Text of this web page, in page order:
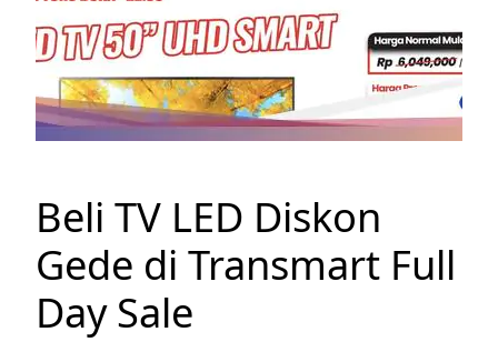
Beli TV LED Diskon
Gede di Transmart Full
Day Sale